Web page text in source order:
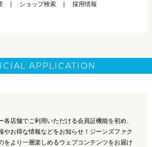
ショップ検索 採用情報
APPLICATION
各店舗でご利用いただける会員証機能を初め、
やお得な情報などをお知らせ！ジーンズファク
をより一層楽しめるウェブコンテンツをお届け